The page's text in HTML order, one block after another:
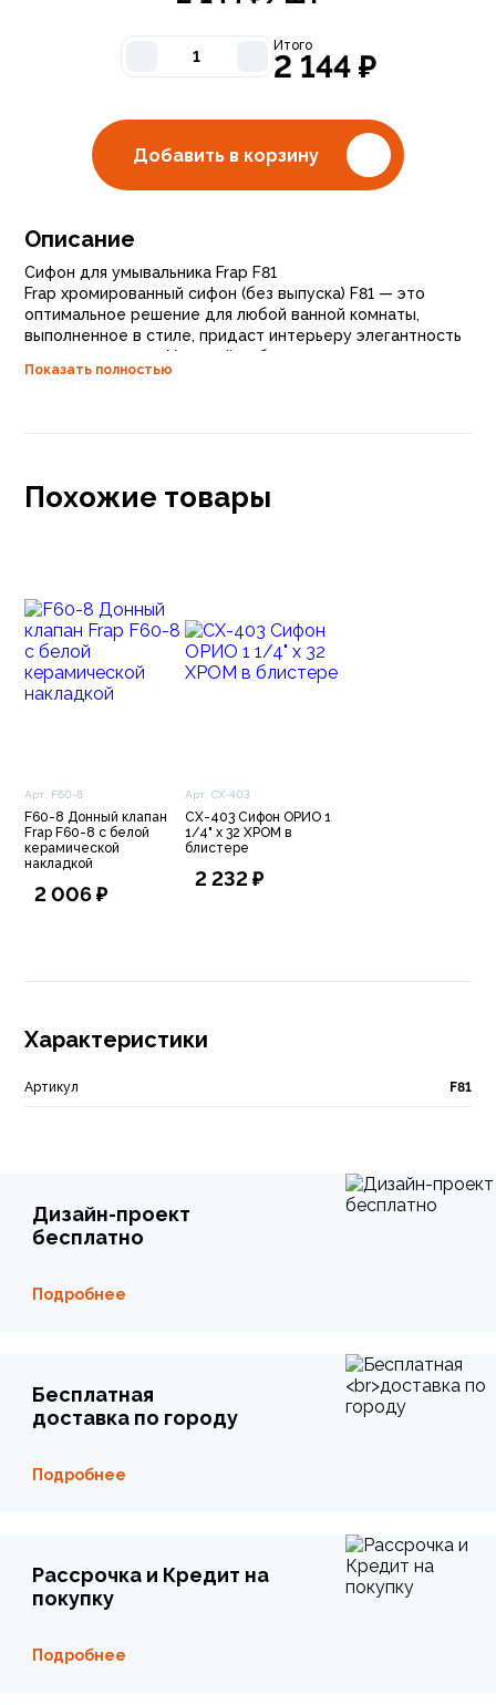
Итого
2 144 ₽
Добавить в корзину
Описание
Сифон для умывальника Frap F81
Frap хромированный сифон (без выпуска) F81 — это
оптимальное решение для любой ванной комнаты,
выполненное в стиле, придаст интерьеру элегантность
и современность. Удачный выбор для классического
интерьера ванной комнаты, что делает вашу ванную
Бутылочный хромированный сифон для раковин с
донным клапаном предназначен для предотвращения
Показать полностью
Похожие товары
Арт. F60-8
F60-8 Донный клапан
Frap F60-8 с белой
керамической
накладкой
2 006 ₽
Арт. CX-403
CX-403 Сифон ОРИО 1
1/4" х 32 ХРОМ в
блистере
2 232 ₽
Характеристики
Артикул F81
Дизайн-проект
бесплатно
Подробнее
Бесплатная
доставка по городу
Подробнее
Рассрочка и Кредит на
покупку
Подробнее